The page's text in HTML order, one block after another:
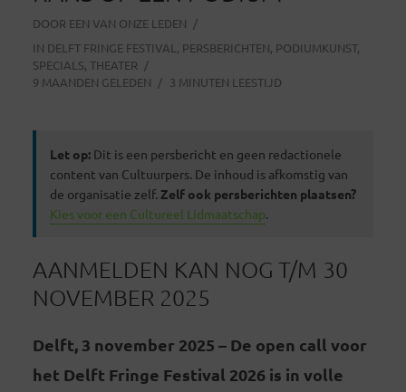
DOOR EEN VAN ONZE LEDEN
IN DELFT FRINGE FESTIVAL , PERSBERICHTEN, PODIUMKUNST,
SPECIALS, THEATER
9 MAANDEN GELEDEN
3 MINUTEN LEESTIJD
Let op:Dit is een persbericht en geen redactionele
content van Cultuurpers. De inhoud is afkomstig van
de organisatie zelf. Zelf ook persberichten plaatsen?
Kies voor een Cultureel Lidmaatschap.
AANMELDEN KAN NOG T/M 30
NOVEMBER 2025
Delft, 3 november 2025 – De open call voor
het Delft Fringe Festival 2026 is in volle